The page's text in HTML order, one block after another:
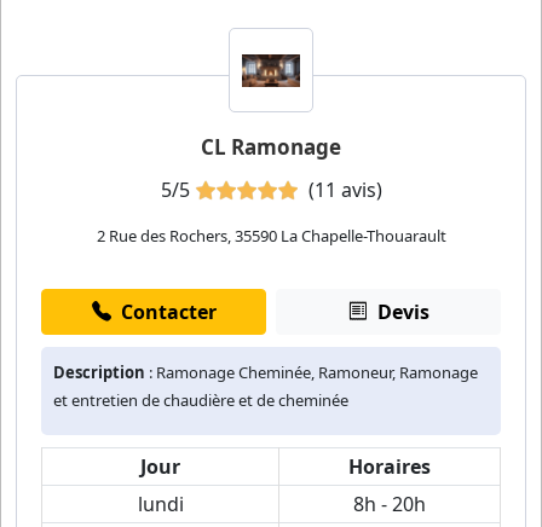
CL Ramonage
5/5 (11 avis)
2 Rue des Rochers, 35590 La Chapelle-Thouarault
Contacter Devis
Description : Ramonage Cheminée, Ramoneur, Ramonage
et entretien de chaudière et de cheminée
Jour
Horaires
lundi
8h - 20h